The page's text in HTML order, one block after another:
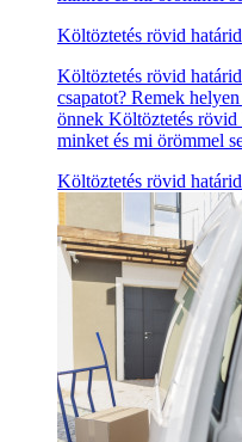
Költöztetés rövid
Költöztetés rövid
csapatot? Remek
önnek Költöztetés
minket és mi örömmel
Költöztetés rövid